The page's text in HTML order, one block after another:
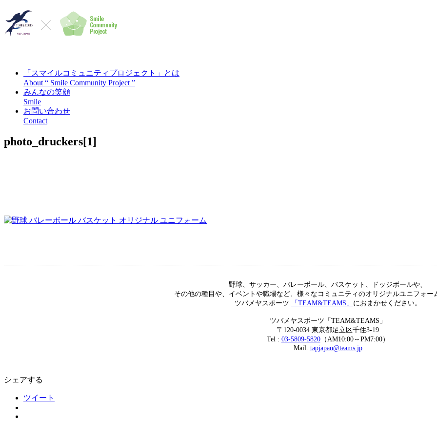
「スマイルコミュニティプロジェクト」とは
About “ Smile Community Project ”
みんなの笑顔
Smile
お問い合わせ
Contact
photo_druckers[1]
野球、サッカー、バレーボール、バスケット、ドッジボールや、
その他の種目や、イベントや職場など、様々なコミュニティのオリジナルユニフォー
ツバメヤスポーツ
「TEAM&TEAMS」 におまかせください。
ツバメヤスポーツ「TEAM&TEAMS」
〒120-0034 東京都足立区千住3-19
Tel : 03-5809-5820（AM10:00～PM7:00）
Mail: tapjapan@teams.jp
シェアする
ツイート